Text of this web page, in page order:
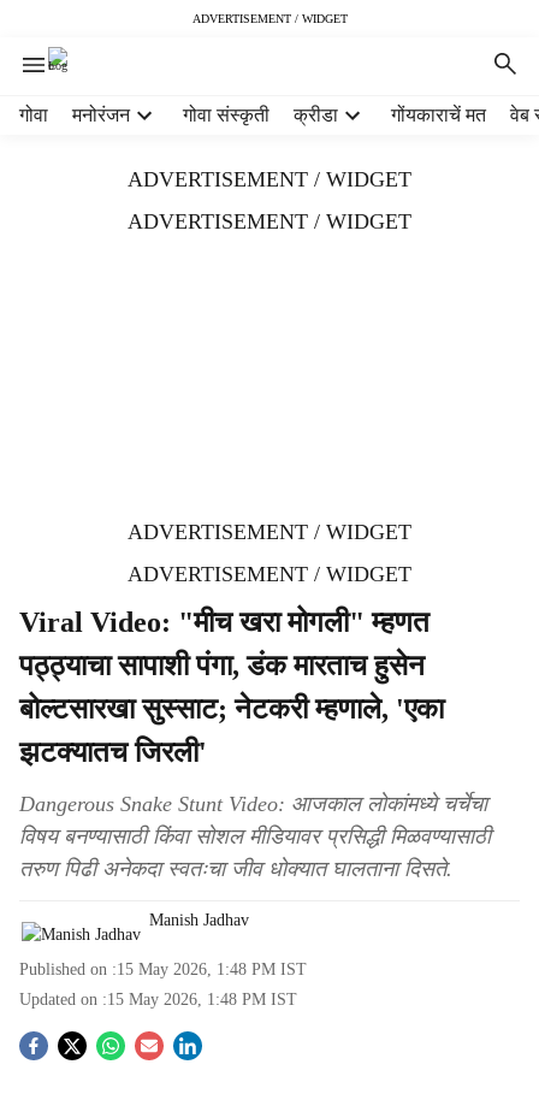
ADVERTISEMENT / WIDGET
गोवा मनोरंजन गोवा संस्कृती क्रीडा गोंयकाराचें मत वेब
ADVERTISEMENT / WIDGET
ADVERTISEMENT / WIDGET
ADVERTISEMENT / WIDGET
ADVERTISEMENT / WIDGET
Viral Video: "मीच खरा मोगली" म्हणत
पठ्ठ्याचा सापाशी पंगा, डंक मारताच हुसेन
बोल्टसारखा सुस्साट; नेटकरी म्हणाले, 'एका
झटक्यातच जिरली'
Dangerous Snake Stunt Video: आजकाल लोकांमध्ये चर्चेचा
विषय बनण्यासाठी किंवा सोशल मीडियावर प्रसिद्धी मिळवण्यासाठी
तरुण पिढी अनेकदा स्वतःचा जीव धोक्यात घालताना दिसते.
Manish Jadhav
Published on :15 May 2026, 1:48 PM IST
Updated on :15 May 2026, 1:48 PM IST
S